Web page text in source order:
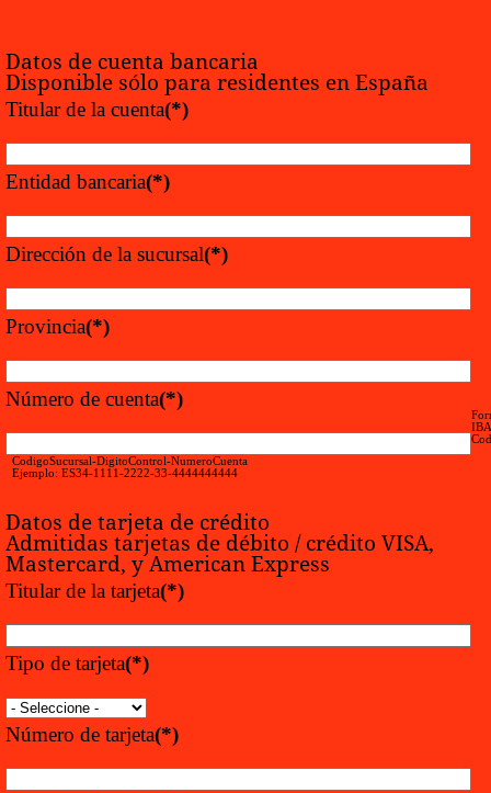
Datos de cuenta bancaria
Disponible sólo para residentes en España
Titular de la cuenta(*)
Entidad bancaria(*)
Dirección de la sucursal(*)
Provincia(*)
Número de cuenta(*)
CodigoSucursal-DigitoControl-NumeroCuenta
Ejemplo: ES34-1111-2222-33-4444444444
Datos de tarjeta de crédito
Admitidas tarjetas de débito / crédito VISA,
Mastercard, y American Express
Titular de la tarjeta(*)
Tipo de tarjeta(*)
Número de tarjeta(*)